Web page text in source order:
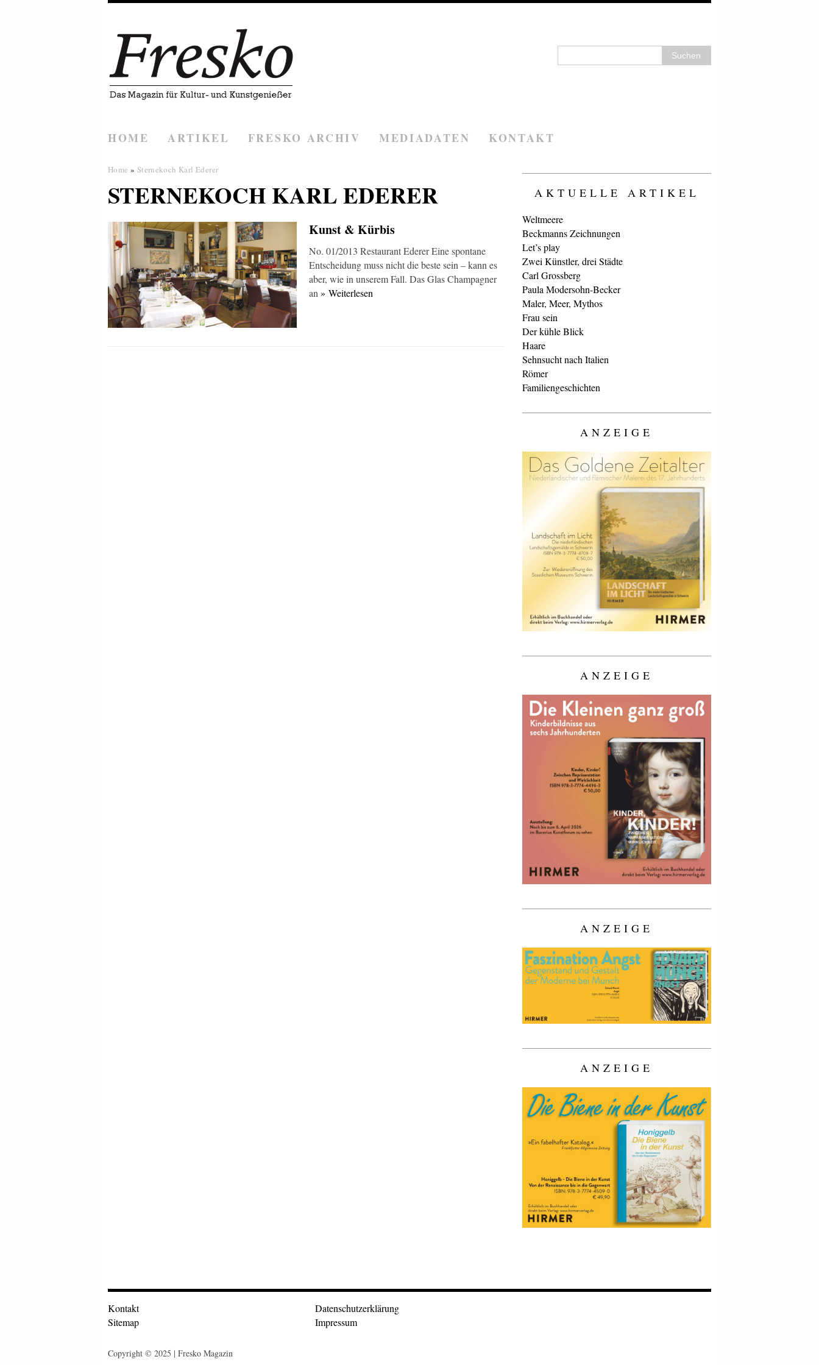
HOME ARTIKEL FRESKO ARCHIV MEDIADATEN KONTAKT
Home » Sternekoch Karl Ederer
STERNEKOCH KARL EDERER
Kunst & Kürbis
No. 01/2013 Restaurant Ederer Eine spontane
Entscheidung muss nicht die beste sein – kann es
aber, wie in unserem Fall. Das Glas Champagner
an » Weiterlesen
AKTUELLE ARTIKEL
Weltmeere
Beckmanns Zeichnungen
Let’s play
Zwei Künstler, drei Städte
Carl Grossberg
Paula Modersohn-Becker
Maler, Meer, Mythos
Frau sein
Der kühle Blick
Haare
Sehnsucht nach Italien
Römer
Familiengeschichten
ANZEIGE
ANZEIGE
ANZEIGE
ANZEIGE
Kontakt
Sitemap
Datenschutzerklärung
Impressum
Copyright © 2025 | Fresko Magazin